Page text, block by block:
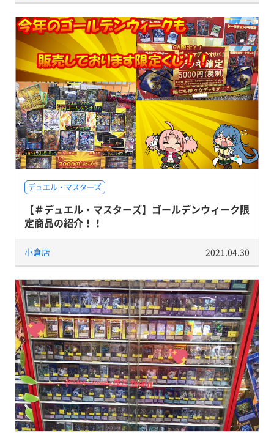
デュエル・マスターズ
【＃デュエル・マスターズ】ゴールデンウィーク限
定商品の紹介！！
小倉店 2021.04.30